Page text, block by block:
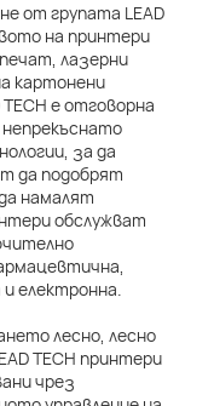
от групата LEAD
на принтери
лазерни
картонени
е отговорна
за да
да подобрят
намалят
обслужват
електронна.
лесно, лесно
TECH принтери
чрез